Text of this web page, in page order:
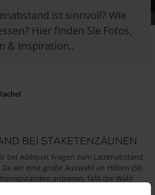
ist sinnvoll? Wie
Hier finden Sie Fotos,
& Inspiration..
bei Staketenzäunen
bei Adéquat Fragen zum Lattenabstand
wir eine große Auswahl an Höhen (50
anbieten, fällt die Wahl